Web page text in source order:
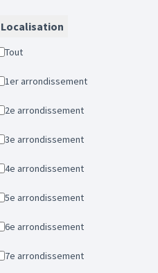
Localisation
Tout
1er arrondissement
2e arrondissement
3e arrondissement
4e arrondissement
5e arrondissement
6e arrondissement
7e arrondissement